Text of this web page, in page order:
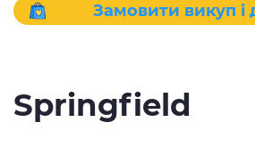
Замовити викуп і
Springfield